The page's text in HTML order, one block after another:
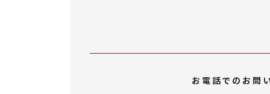
お電話でのお問